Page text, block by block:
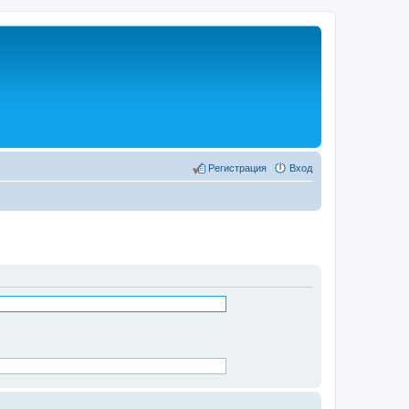
Вход
Регистрация